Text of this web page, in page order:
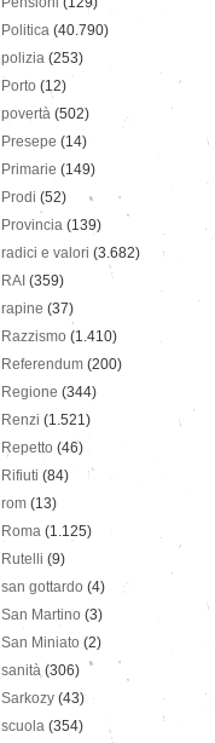
Politica (40.790)
polizia (253)
Porto (12)
povertà (502)
Presepe (14)
Primarie (149)
Prodi (52)
Provincia (139)
radici e valori (3.682)
RAI (359)
rapine (37)
Razzismo (1.410)
Referendum (200)
Regione (344)
Renzi (1.521)
Repetto (46)
Rifiuti (84)
rom (13)
Roma (1.125)
Rutelli (9)
san gottardo (4)
San Martino (3)
San Miniato (2)
sanità (306)
Sarkozy (43)
scuola (354)